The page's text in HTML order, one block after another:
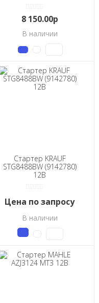
8 150.00р
В наличии
Стартер KRAUF
STG8488BW (9142780)
12В
Цена по запросу
В наличии